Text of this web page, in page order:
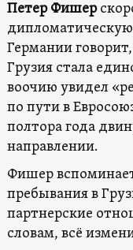
Петер Фишер
Германии
Грузия стала
воочию увидел
по пути в
полтора года
направлении.
Фишер
пребывания в
партнерские
словам, всё